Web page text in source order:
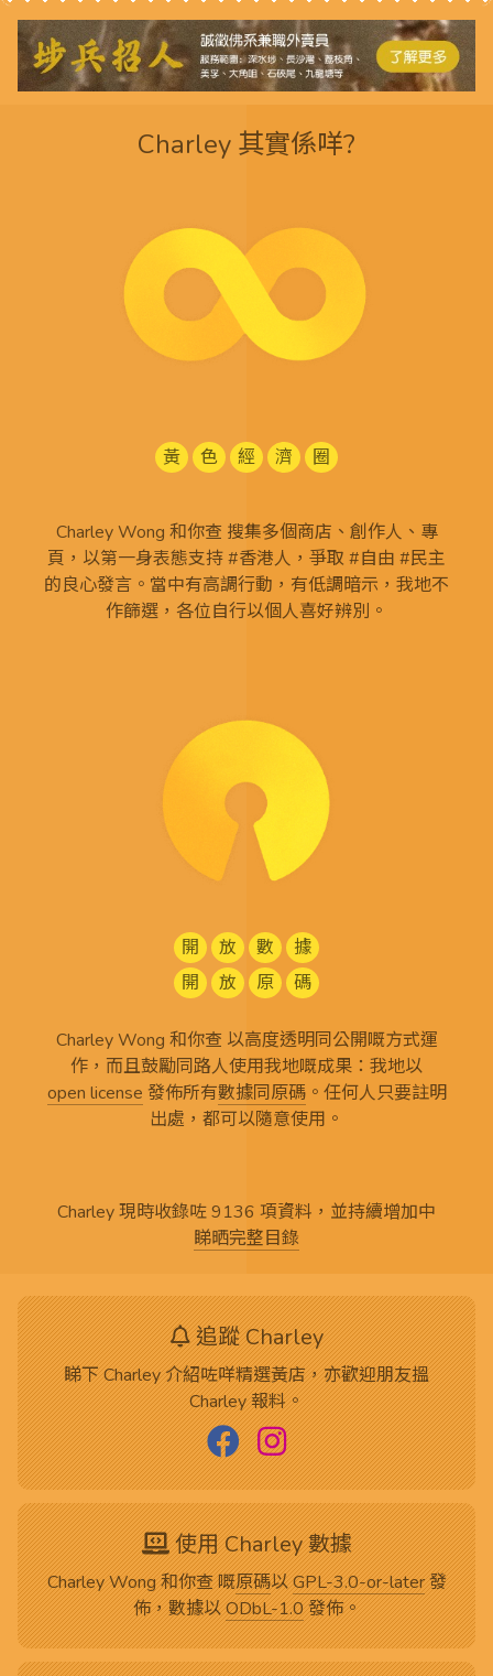
Charley 其實係咩?
黃 色 經 濟 圈
Charley Wong 和你查 搜集多個商店、創作人、專
頁，以第一身表態支持 #香港人，爭取 #自由 #民主
的良心發言。當中有高調行動，有低調暗示，我地不
作篩選，各位自行以個人喜好辨別。
開 放 數
據
開
放 原 碼
Charley Wong 和你查 以高度透明同公開嘅方式運
作，而且鼓勵同路人使用我地嘅成果：我地以
open license 發佈所有數據同原碼。任何人只要註明
出處，都可以隨意使用。
Charley 現時收錄咗 9136 項資料，並持續增加中
睇晒完整目錄
追蹤 Charley
睇下 Charley 介紹咗咩精選黃店，亦歡迎朋友搵
Charley 報料。
使用 Charley 數據
Charley Wong 和你查 嘅原碼以GPL-3.0-or-later發
佈，數據以ODbL-1.0發佈。